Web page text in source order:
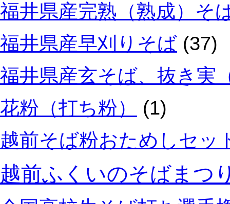
福井県産完熟（熟成）そ
福井県産早刈りそば (37)
福井県産玄そば、抜き実
花粉（打ち粉）
(1)
越前そば粉おためしセッ
越前ふくいのそばまつ